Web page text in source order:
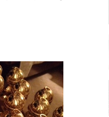
議，但今年的